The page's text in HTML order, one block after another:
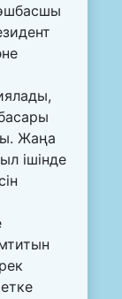
Жаңа
ішінде